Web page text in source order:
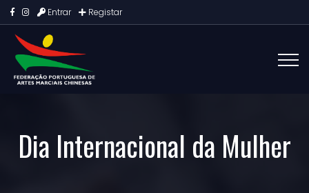
Entrar Registar
Dia Internacional da Mulher